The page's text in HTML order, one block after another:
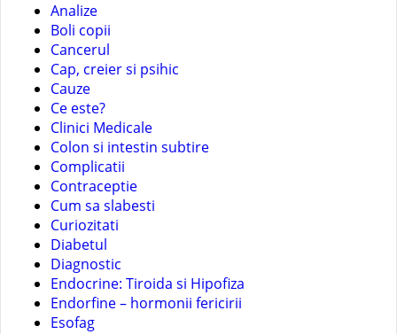
Analize
Boli copii
Cancerul
Cap, creier si psihic
Cauze
Ce este?
Clinici Medicale
Colon si intestin subtire
Complicatii
Contraceptie
Cum sa slabesti
Curiozitati
Diabetul
Diagnostic
Endocrine: Tiroida si Hipofiza
Endorfine – hormonii fericirii
Esofag